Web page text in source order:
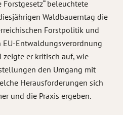
Forstgesetz“ beleuchtete
Waldbauerntag die
Forstpolitik und
Entwaldungsverordnung
zeigte er kritisch auf, wie
den Umgang mit
Herausforderungen sich
und die Praxis ergeben.